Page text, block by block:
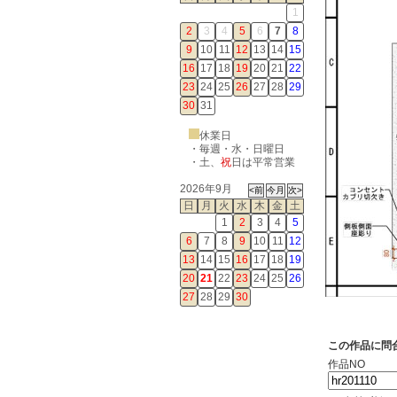
1
2
3 4 5 6 7
8
9
10 11 12 13 14 15
16 17 18 19 20 21 22
23 24 25 26 27 28 29
30 31
休業日
・毎週・水・日曜日
・ 土、 祝日は平常営業
2026年9月
日
月 火 水 木 金
土
1
2 3 4
5
6
7 8 9 10 11 12
13 14 15 16 17 18 19
20 21 22 23 24 25 26
27 28 29 30
この作品に問
作品NO